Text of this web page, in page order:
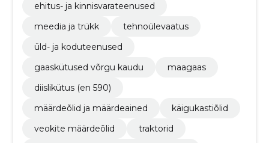
ehitus- ja kinnisvarateenused
meedia ja trükk
tehnoülevaatus
üld- ja koduteenused
gaaskütused võrgu kaudu
maagaas
diislikütus (en 590)
määrdeõlid ja määrdeained
käigukastiõlid
veokite määrdeõlid
traktorid